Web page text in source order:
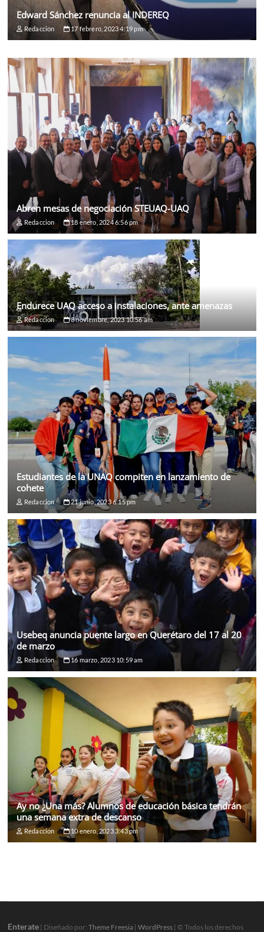
Edward Sánchez renuncia al INDEREQ
Redaccion 17 febrero, 2023 4:19 pm
Abren mesas de negociación STEUAQ-UAQ
Redaccion 18 enero, 2024 6:56 pm
Endurece UAQ acceso a instalaciones, ante amenazas
Redaccion 3 noviembre, 2023 10:56 am
Estudiantes de la UNAQ compiten en lanzamiento de
cohete
Redaccion 21 junio, 2023 6:15 pm
Usebeq anuncia puente largo en Querétaro del 17 al 20
de marzo
Redaccion 16 marzo, 2023 10:59 am
Ay no ¿Una más? Alumnos de educación básica tendrán
una semana extra de descanso
Redaccion 10 enero, 2023 3:43 pm
Enterate | Diseñado por:Theme Freesia |WordPress | © Todos los derechos